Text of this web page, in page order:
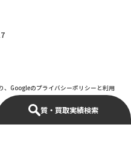
質・買取実績検索
、Googleのプライバシーポリシーと利用